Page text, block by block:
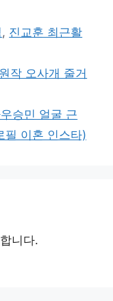
, 진교훈 최근활
작 오사개 줄거
승민 얼굴 근
필 이혼 인스타)
니다.